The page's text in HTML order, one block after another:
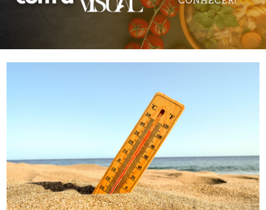
Colunas
Segurança
Termos
de